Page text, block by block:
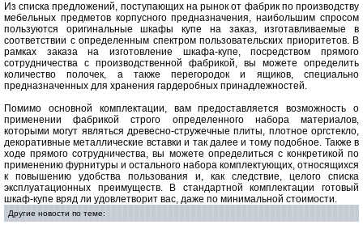
Из списка предложений, поступающих на рынок от фабрик по производству
мебельных предметов корпусного предназначения, наибольшим спросом
пользуются оригинальные шкафы купе на заказ, изготавливаемые в
соответствии с определенным спектром пользовательских приоритетов. В
рамках заказа на изготовление шкафа-купе, посредством прямого
сотрудничества с производственной фабрикой, вы можете определить
количество полочек, а также перегородок и ящиков, специально
предназначенных для хранения гардеробных принадлежностей.
Помимо основной комплектации, вам предоставляется возможность о
применении фабрикой строго определенного набора материалов,
которыми могут являться древесно-стружечные плиты, плотное оргстекло,
декоративные металлические вставки и так далее и тому подобное. Также в
ходе прямого сотрудничества, вы можете определиться с конкретикой по
применению фурнитуры и остального набора комплектующих, относящихся
к повышению удобства пользования и, как следствие, целого списка
эксплуатационных преимуществ. В стандартной комплектации готовый
шкаф-купе вряд ли удовлетворит вас, даже по минимальной стоимости.
Другие новости по теме: